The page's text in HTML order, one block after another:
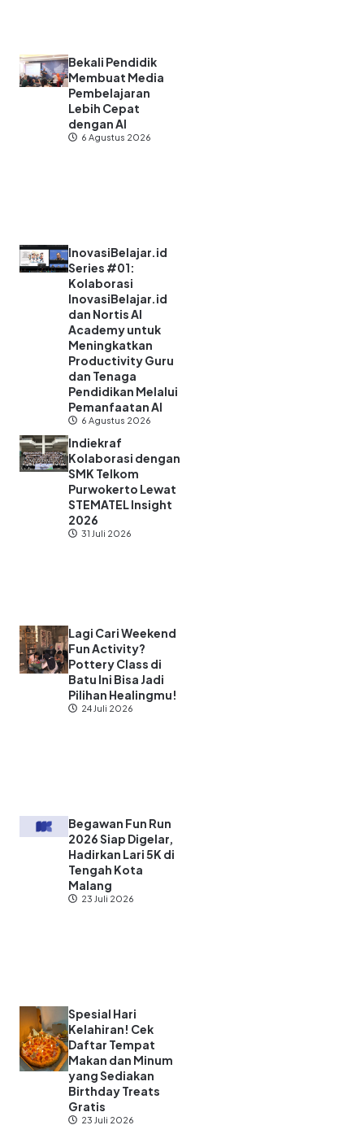
Bekali Pendidik
Membuat Media
Pembelajaran
Lebih Cepat
dengan AI
6 Agustus 2026
InovasiBelajar.id
Series #01:
Kolaborasi
InovasiBelajar.id
dan Nortis AI
Academy untuk
Meningkatkan
Productivity Guru
dan Tenaga
Pendidikan Melalui
Pemanfaatan AI
6 Agustus 2026
Indiekraf
Kolaborasi dengan
SMK Telkom
Purwokerto Lewat
STEMATEL Insight
2026
31 Juli 2026
Lagi Cari Weekend
Fun Activity?
Pottery Class di
Batu Ini Bisa Jadi
Pilihan Healingmu!
24 Juli 2026
Begawan Fun Run
2026 Siap Digelar,
Hadirkan Lari 5K di
Tengah Kota
Malang
23 Juli 2026
Spesial Hari
Kelahiran! Cek
Daftar Tempat
Makan dan Minum
yang Sediakan
Birthday Treats
Gratis
23 Juli 2026